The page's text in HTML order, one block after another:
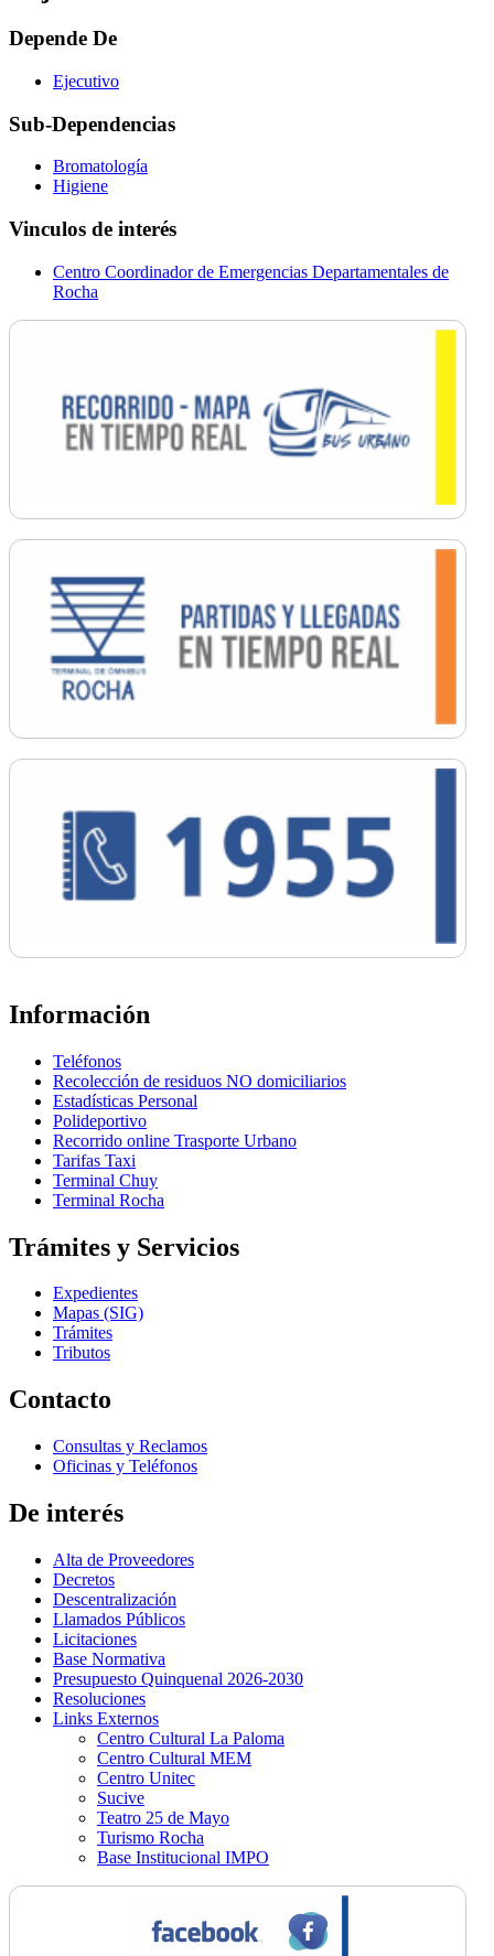
Depende De
Ejecutivo
Sub-Dependencias
Bromatología
Higiene
Vinculos de interés
Centro Coordinador de Emergencias Departamentales de
Rocha
Información
Teléfonos
Recolección de residuos NO domiciliarios
Estadísticas Personal
Polideportivo
Recorrido online Trasporte Urbano
Tarifas Taxi
Terminal Chuy
Terminal Rocha
Trámites y Servicios
Expedientes
Mapas (SIG)
Trámites
Tributos
Contacto
Consultas y Reclamos
Oficinas y Teléfonos
De interés
Alta de Proveedores
Decretos
Descentralización
Llamados Públicos
Licitaciones
Base Normativa
Presupuesto Quinquenal 2026-2030
Resoluciones
Links Externos
Centro Cultural La Paloma
Centro Cultural MEM
Centro Unitec
Sucive
Teatro 25 de Mayo
Turismo Rocha
Base Institucional IMPO